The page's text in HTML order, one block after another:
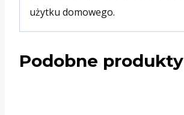
użytku domowego.
Podobne produkty